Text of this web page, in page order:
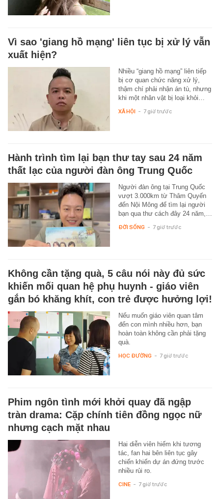
Vì sao 'giang hồ mạng' liên tục bị xử lý vẫn
xuất hiện?
Nhiều “giang hồ mạng” liên tiếp
bị cơ quan chức năng xử lý,
thậm chí phải nhận án tù, nhưng
khi một nhân vật bị loại khỏi…
XÃ HỘI - 7 giờ trước
Hành trình tìm lại bạn thư tay sau 24 năm
thất lạc của người đàn ông Trung Quốc
Người đàn ông tại Trung Quốc
vượt 3.000km từ Thâm Quyến
đến Nội Mông để tìm lại người
bạn qua thư cách đây 24 năm,…
ĐỜI SỐNG - 7 giờ trước
Không cần tặng quà, 5 câu nói này đủ sức
khiến mối quan hệ phụ huynh - giáo viên
gắn bó khăng khít, con trẻ được hưởng lợi!
Nếu muốn giáo viên quan tâm
đến con mình nhiều hơn, bạn
hoàn toàn không cần phải tặng
quà.
HỌC ĐƯỜNG - 7 giờ trước
Phim ngôn tình mới khởi quay đã ngập
tràn drama: Cặp chính tiên đồng ngọc nữ
nhưng cạch mặt nhau
Hai diễn viên hiếm khi tương
tác, fan hai bên liên tục gây
chiến khiến dự án đứng trước
nhiều rủi ro.
CINE - 7 giờ trước